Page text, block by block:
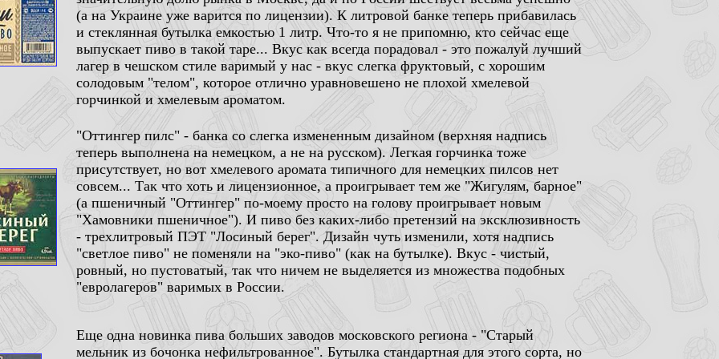
(а на Украине уже варится по лицензии). К литровой банке теперь прибавилась
и стеклянная бутылка емкостью 1 литр. Что-то я не припомню, кто сейчас еще
выпускает пиво в такой таре... Вкус как всегда порадовал - это пожалуй лучший
лагер в чешском стиле варимый у нас - вкус слегка фруктовый, с хорошим
солодовым "телом", которое отлично уравновешено не плохой хмелевой
горчинкой и хмелевым ароматом.
"Оттингер пилс" - банка со слегка измененным дизайном (верхняя надпись
теперь выполнена на немецком, а не на русском). Легкая горчинка тоже
присутствует, но вот хмелевого аромата типичного для немецких пилсов нет
совсем... Так что хоть и лицензионное, а проигрывает тем же "Жигулям, барное"
(а пшеничный "Оттингер" по-моему просто на голову проигрывает новым
"Хамовники пшеничное"). И пиво без каких-либо претензий на эксклюзивность
- трехлитровый ПЭТ "Лосиный берег". Дизайн чуть изменили, хотя надпись
"светлое пиво" не поменяли на "эко-пиво" (как на бутылке). Вкус - чистый,
ровный, но пустоватый, так что ничем не выделяется из множества подобных
"евролагеров" варимых в России.
Еще одна новинка пива больших заводов московского региона - "Старый
мельник из бочонка нефильтрованное". Бутылка стандартная для этого сорта, но